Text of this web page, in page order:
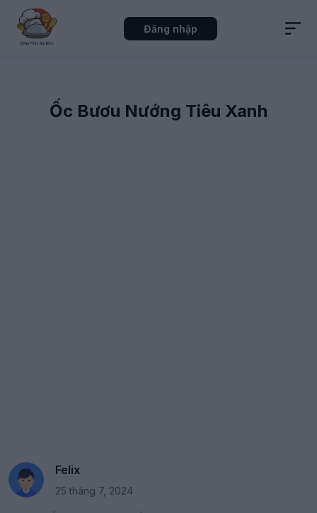
Đăng nhập
Ốc Bươu Nướng Tiêu Xanh
Felix
25 tháng 7, 2024